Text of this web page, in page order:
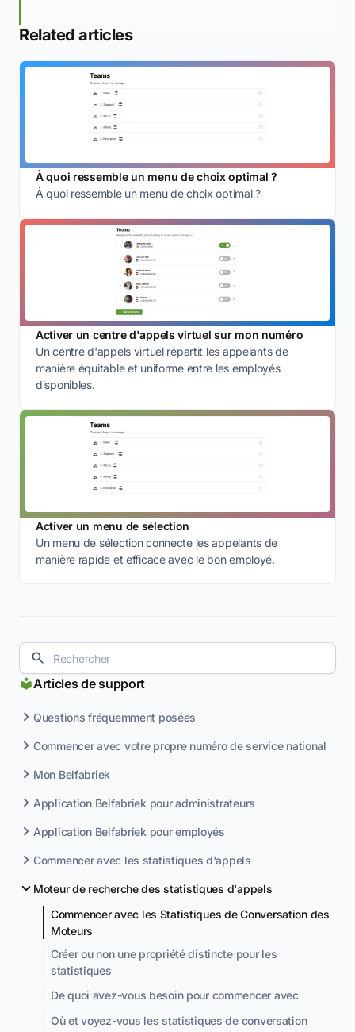
Articles de support
Questions fréquemment posées
Commencer avec votre propre numéro de service national
Mon Belfabriek
Application Belfabriek pour administrateurs
Application Belfabriek pour employés
Commencer avec les statistiques d'appels
Moteur de recherche des statistiques d'appels
Commencer avec les Statistiques de Conversation des
Moteurs
Créer ou non une propriété distincte pour les
statistiques
De quoi avez-vous besoin pour commencer avec
Où et voyez-vous les statistiques de conversation
Related articles
À quoi ressemble un menu de choix optimal ?
À quoi ressemble un menu de choix optimal ?
Activer un centre d'appels virtuel sur mon numéro
Un centre d'appels virtuel répartit les appelants de
manière équitable et uniforme entre les employés
disponibles.
Activer un menu de sélection
Un menu de sélection connecte les appelants de
manière rapide et efficace avec le bon employé.